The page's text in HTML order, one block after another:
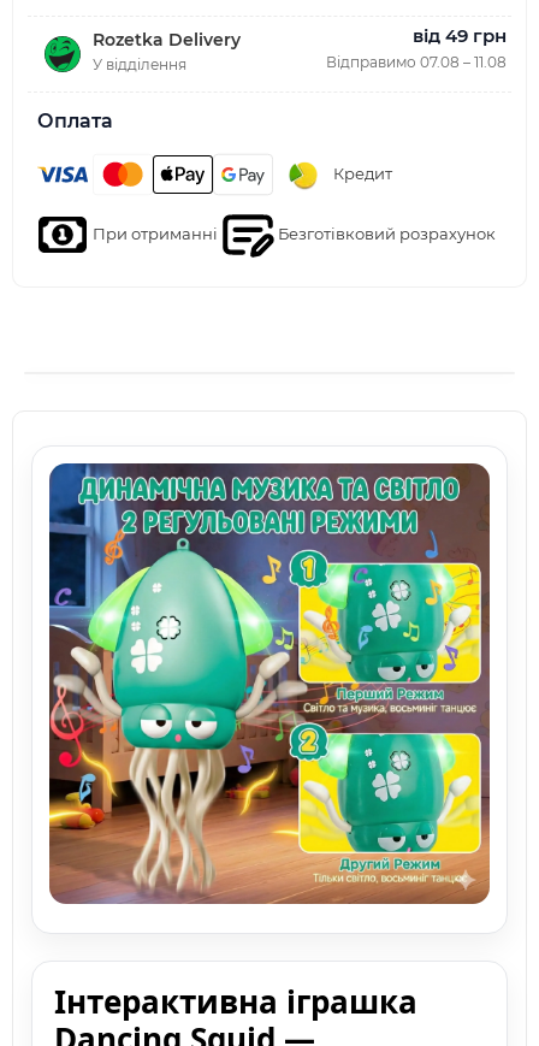
Rozetka Delivery
У відділення
від 49 грн
Відправимо 07.08 – 11.08
Оплата
Кредит
При отриманні Безготівковий розрахунок
Інтерактивна іграшка